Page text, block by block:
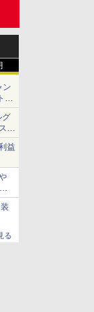
ン
ラ
グ
」
益
る